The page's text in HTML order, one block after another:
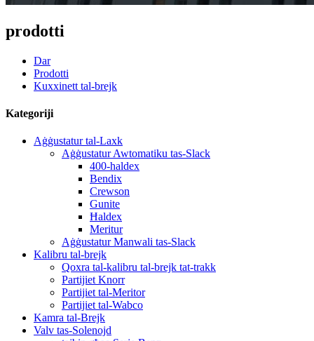
prodotti
Dar
Prodotti
Kuxxinett tal-brejk
Kategoriji
Aġġustatur tal-Laxk
Aġġustatur Awtomatiku tas-Slack
400-haldex
Bendix
Crewson
Gunite
Ħaldex
Meritur
Aġġustatur Manwali tas-Slack
Kalibru tal-brejk
Qoxra tal-kalibru tal-brejk tat-trakk
Partijiet Knorr
Partijiet tal-Meritor
Partijiet tal-Wabco
Kamra tal-Brejk
Valv tas-Solenojd